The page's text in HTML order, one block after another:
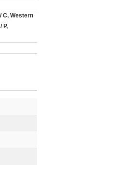
C, Western
P,